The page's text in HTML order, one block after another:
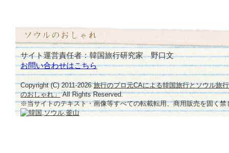
サイト運営責任者：韓国旅行研究家 野口文
お問い合わせはこちら
Copyright (C) 2011-2026旅行のプロ元CAによる韓国旅行とソウル旅
のおしゃれ」All Rights Reserved.
※当サイトのテキスト・画像等すべての転載転用、商用販売を固く禁